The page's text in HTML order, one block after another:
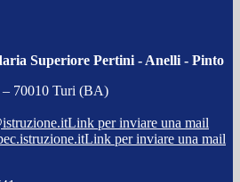
Superiore Pertini - Anelli - Pinto
– 70010 Turi (BA)
Link per inviare una mail
Link per inviare una mail